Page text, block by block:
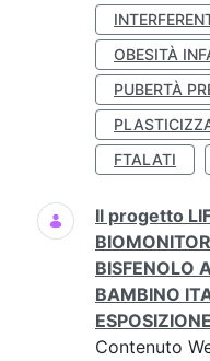
OBESITÀ
PUBERTÀ
FTALATI
Il progetto
BISFENOLO
BAMBINO
Contenuto